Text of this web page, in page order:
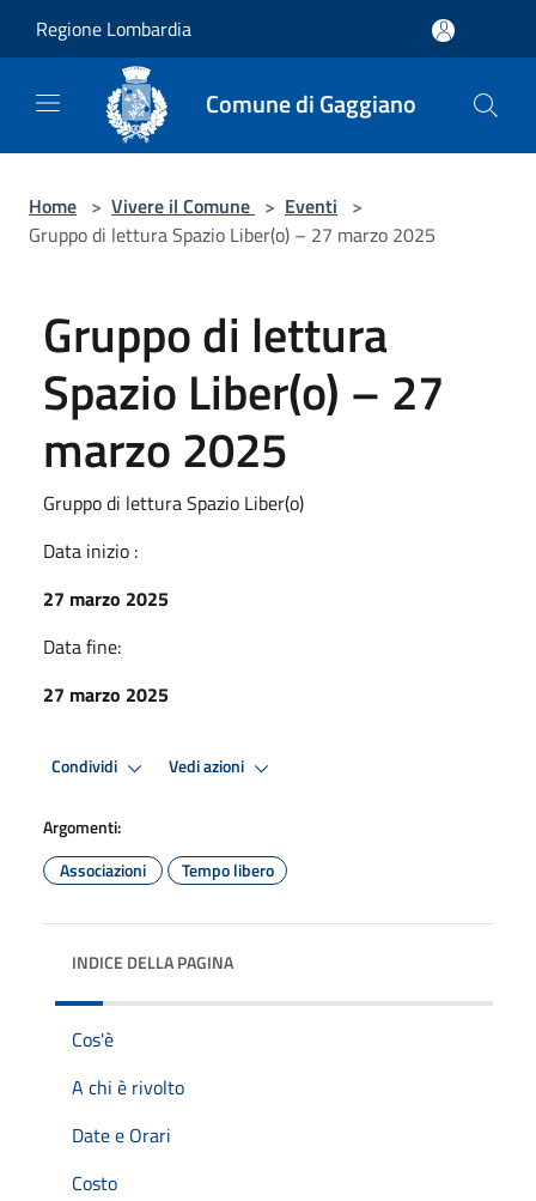
Regione Lombardia
Comune di Gaggiano
Home > Vivere il Comune > Eventi >
Gruppo di lettura Spazio Liber(o) – 27 marzo 2025
Gruppo di lettura
Spazio Liber(o) – 27
marzo 2025
Gruppo di lettura Spazio Liber(o)
Data inizio :
27 marzo 2025
Data fine:
27 marzo 2025
Condividi Vedi azioni
Argomenti:
Associazioni
Tempo libero
INDICE DELLA PAGINA
Cos'è
A chi è rivolto
Date e Orari
Costo